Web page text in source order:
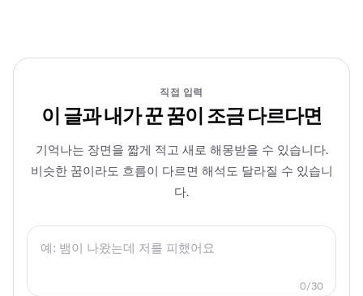
직접 입력
이 글과 내가 꾼 꿈이 조금 다르다면
기억나는 장면을 짧게 적고 새로 해몽받을 수 있습니다.
비슷한 꿈이라도 흐름이 다르면 해석도 달라질 수 있습니
다.
0/30